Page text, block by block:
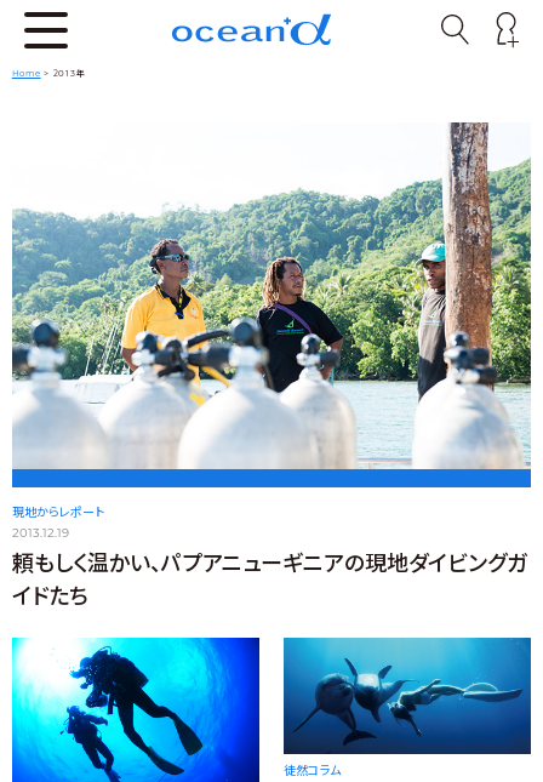
Home > 2013年
現地からレポート
2013.12.19
頼もしく温かい、パプアニューギニアの現地ダイビングガ
イドたち
徒然コラム